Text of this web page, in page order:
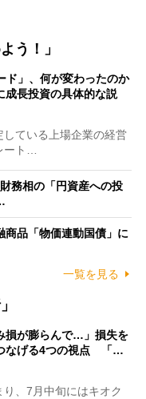
う！」
ド」、何が変わったのか
長投資の具体的な説
ている上場企業の経営
ート…
務相の「円資産への投
商品「物価連動国債」に
一覧を見る
損が膨らんで…」損失を
なげる4つの視点 「…
、7月中旬にはキオク